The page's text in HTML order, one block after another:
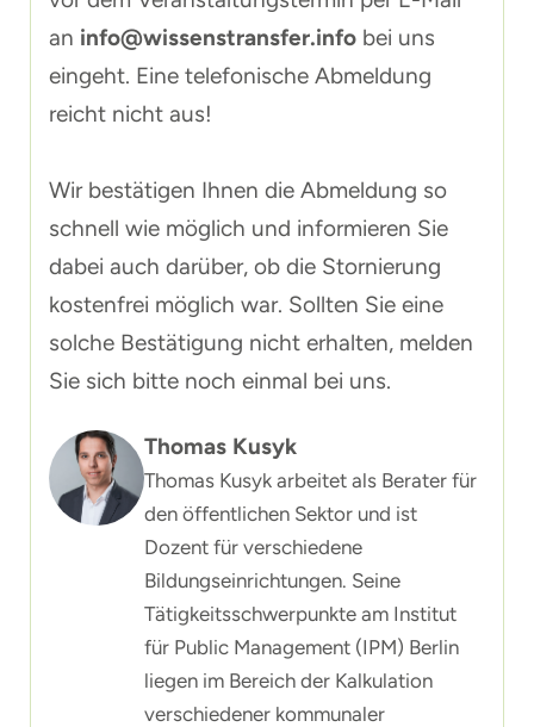
an info@wissenstransfer.info bei uns
eingeht. Eine telefonische Abmeldung
reicht nicht aus!
Wir bestätigen Ihnen die Abmeldung so
schnell wie möglich und informieren Sie
dabei auch darüber, ob die Stornierung
kostenfrei möglich war. Sollten Sie eine
solche Bestätigung nicht erhalten, melden
Sie sich bitte noch einmal bei uns.
Thomas Kusyk
Thomas Kusyk arbeitet als Berater für
den öffentlichen Sektor und ist
Dozent für verschiedene
Bildungseinrichtungen. Seine
Tätigkeitsschwerpunkte am Institut
für Public Management (IPM) Berlin
liegen im Bereich der Kalkulation
verschiedener kommunaler